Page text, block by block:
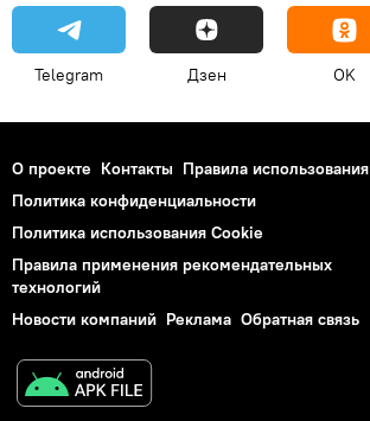
Telegram Дзен OK
О проекте Контакты Правила использования
Политика конфиденциальности
Политика использования Cookie
Правила применения рекомендательных
технологий
Новости компаний Реклама Обратная связь